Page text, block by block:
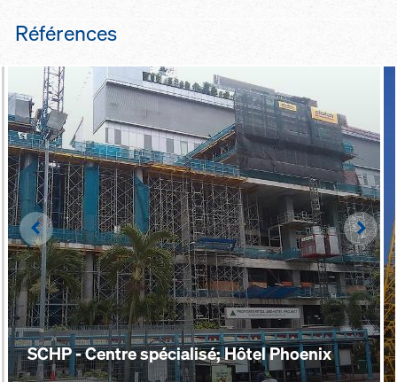
Références
SCHP - Centre spécialisé; Hôtel Phoenix
Left